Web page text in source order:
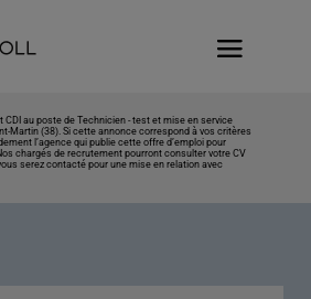
CDI au poste de Technicien - test et mise en service
Martin (38). Si cette annonce correspond à vos critères
l’agence qui publie cette offre d’emploi pour
chargés de recrutement pourront consulter votre CV
serez contacté pour une mise en relation avec